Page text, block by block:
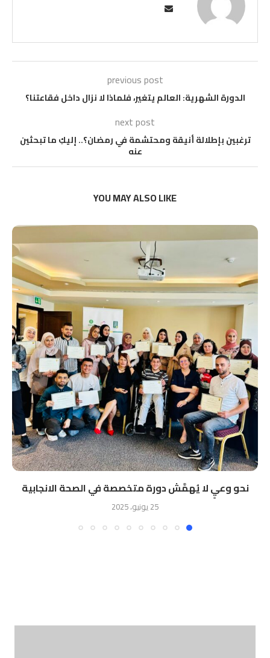
previous post
الدورة الشهرية: العالم يتغير، فلماذا لا نزال داخل فقاعتنا؟
next post
ترغبين بإطلالة أنيقة ومحتشمة في رمضان؟.. إليكِ ما تبحثين
عنه
YOU MAY ALSO LIKE
نحو وعيٍ لا يُهمَّش دورة متخصصة في الصحة الانجابية
25 يونيو، 2025